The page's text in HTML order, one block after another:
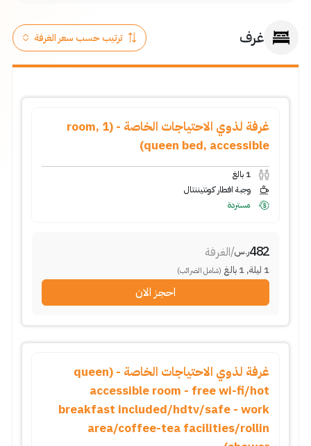
غرف
غرفة لذوي الاحتياجات الخاصة - (room, 1
queen bed, accessible)
1 بالغ
وجبة افطار كونتيننتال
مستردة
482ر.س/الغرفة
1 ليلة,
1 بالغ (شامل الضرائب)
احجز الان
غرفة لذوي الاحتياجات الخاصة - (queen
accessible room - free wi-fi/hot
breakfast included/hdtv/safe - work
area/coffee-tea facilities/rollin